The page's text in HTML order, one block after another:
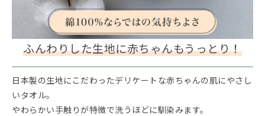
ふんわりした生地に赤ちゃんもうっとり！
日本製の生地にこだわったデリケートな赤ちゃんの肌にやさし
いタオル。
やわらかい手触りが特徴で洗うほどに馴染みます。